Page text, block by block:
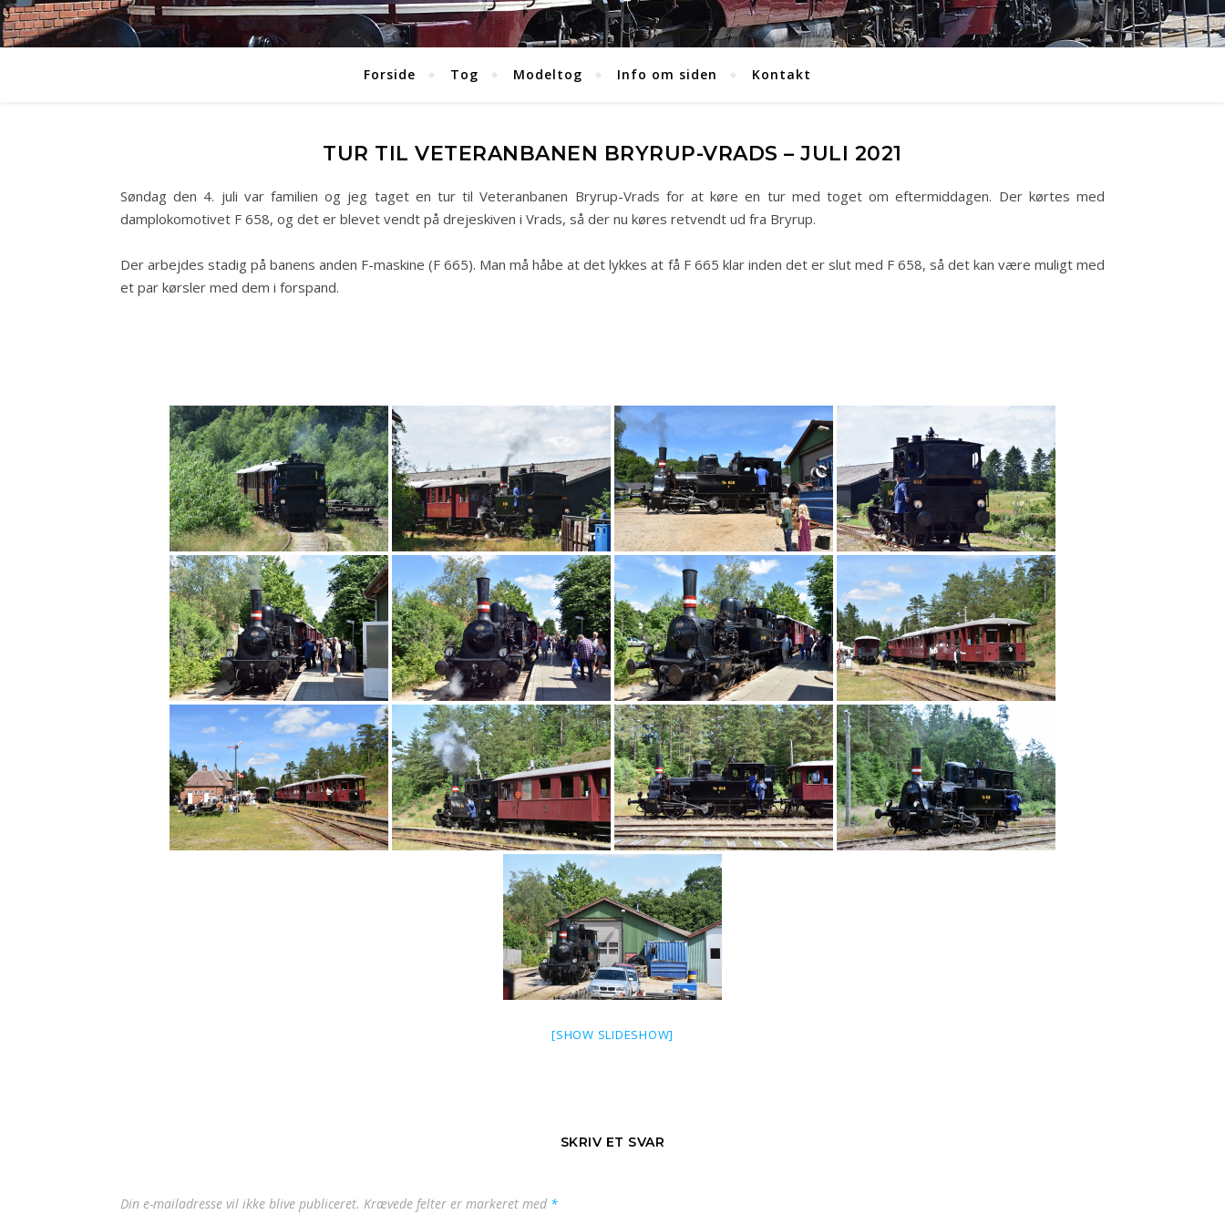
Forside Tog Modeltog Info om siden Kontakt
TUR TIL VETERANBANEN BRYRUP-VRADS – JULI 2021
Søndag den 4. juli var familien og jeg taget en tur til Veteranbanen Bryrup-Vrads for at køre en tur med toget om eftermiddagen. Der kørtes med
damplokomotivet F 658, og det er blevet vendt på drejeskiven i Vrads, så der nu køres retvendt ud fra Bryrup.
Der arbejdes stadig på banens anden F-maskine (F 665). Man må håbe at det lykkes at få F 665 klar inden det er slut med F 658, så det kan være muligt med
et par kørsler med dem i forspand.
[SHOW SLIDESHOW]
SKRIV ET SVAR
Din e-mailadresse vil ikke blive publiceret. Krævede felter er markeret med *